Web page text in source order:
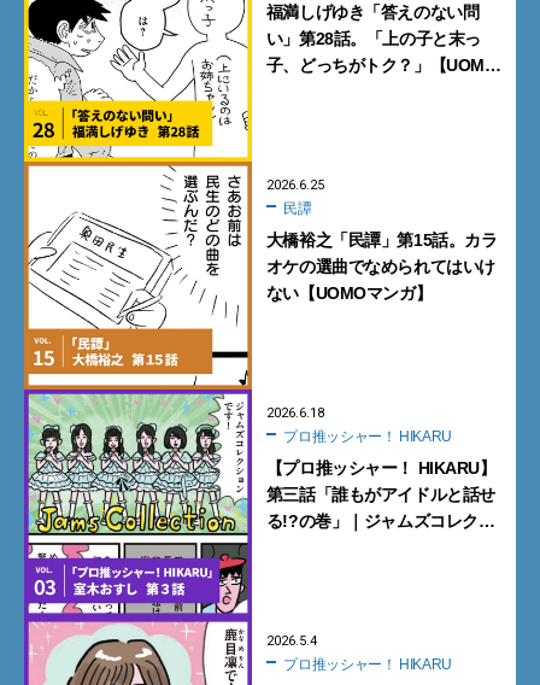
福満しげゆき「答えのない問
い」第28話。「上の子と末っ
子、どっちがトク？」【UOMO
2026.6.25
民譚
大橋裕之「民譚」第15話。カラ
オケの選曲でなめられてはいけ
ない【UOMOマンガ】
2026.6.18
プロ推ッシャー！ HIKARU
【プロ推ッシャー！ HIKARU】
第三話「誰もがアイドルと話せ
る!?の巻」｜ジャムズコレク
2026.5.4
プロ推ッシャー！ HIKARU